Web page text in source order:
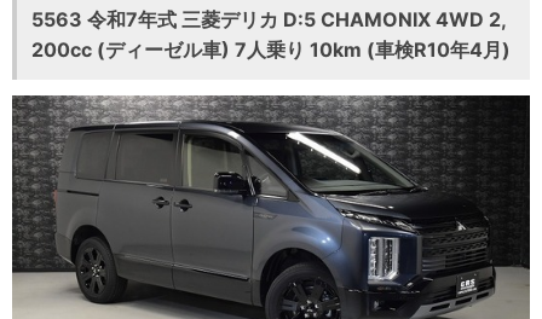
5563 令和7年式 三菱デリカ D:5 CHAMONIX 4WD 2,
200cc (ディーゼル車) 7人乗り 10km (車検R10年4月)